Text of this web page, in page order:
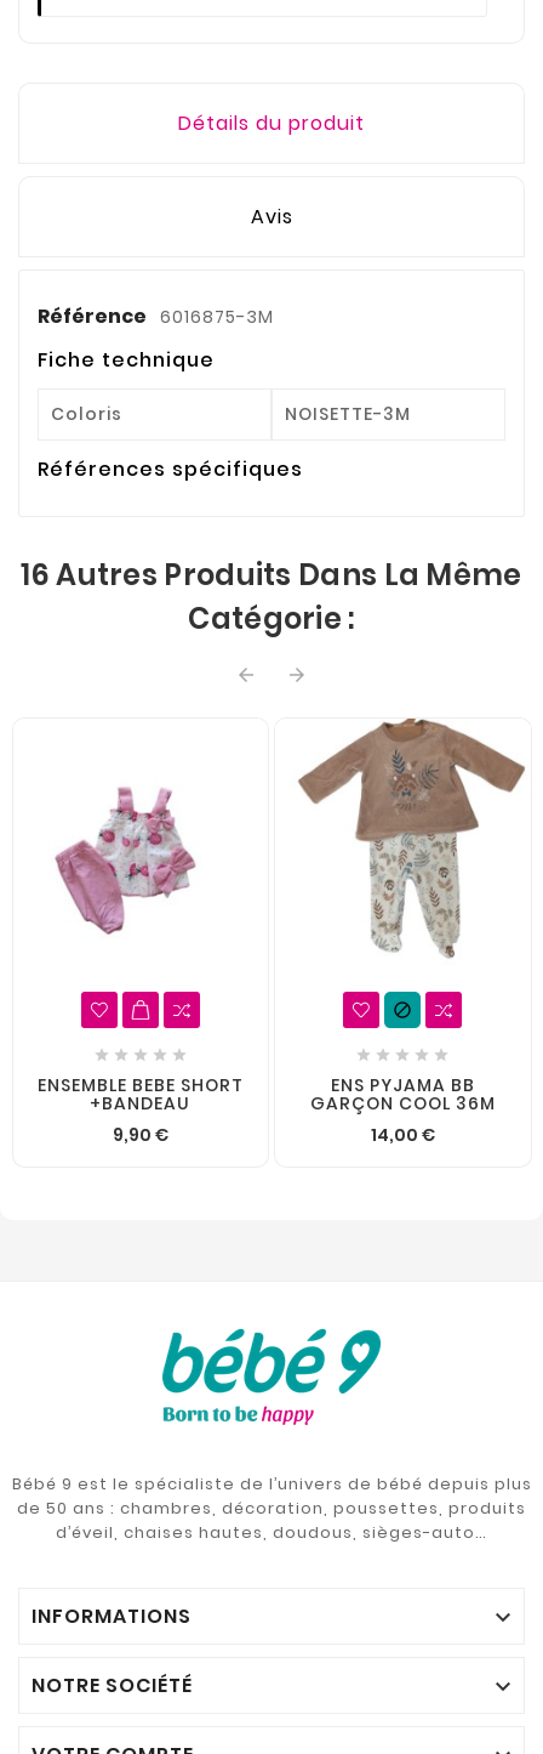
Détails du produit
Avis
Référence 6016875-3M
Fiche technique
Coloris NOISETTE-3M
Références spécifiques
16 Autres Produits Dans La Même
Catégorie :
 
    
ENSEMBLE BEBE SHORT
+BANDEAU
9,90 €

    
ENS PYJAMA BB
GARÇON COOL 36M
14,00 €
Bébé 9 est le spécialiste de l’univers de bébé depuis plus
de 50 ans : chambres, décoration, poussettes, produits
d’éveil, chaises hautes, doudous, sièges-auto…
INFORMATIONS 
NOTRE SOCIÉTÉ 